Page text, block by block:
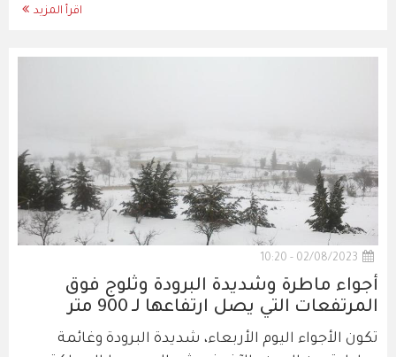
اقرأ المزيد
02/08/2023 - 10:20
أجواء ماطرة وشديدة البرودة وثلوج فوق
المرتفعات التي يصل ارتفاعها لـ 900 متر
تكون الأجواء اليوم الأربعاء، شديدة البرودة وغائمة